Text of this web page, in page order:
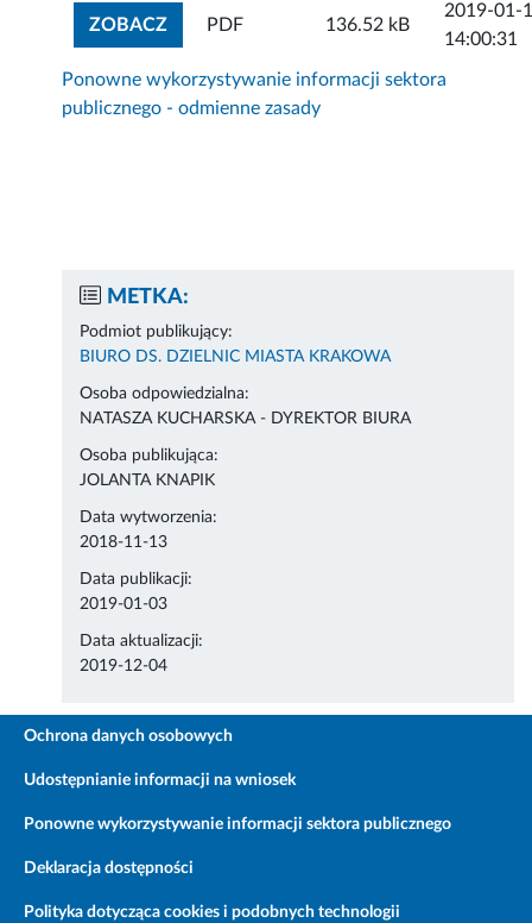
ZOBACZZOBACZ ZAŁĄCZNIK
PDF 136.52 kB
2019-01-
14:00:31
Ponowne wykorzystywanie informacji sektora
publicznego - odmienne zasady
METKA:
Podmiot publikujący:
BIURO DS. DZIELNIC MIASTA KRAKOWA
Osoba odpowiedzialna:
NATASZA KUCHARSKA - DYREKTOR BIURA
Osoba publikująca:
JOLANTA KNAPIK
Data wytworzenia:
2018-11-13
Data publikacji:
2019-01-03
Data aktualizacji:
2019-12-04
Ochrona danych osobowych
Udostępnianie informacji na wniosek
Ponowne wykorzystywanie informacji sektora publicznego
Deklaracja dostępności
Polityka dotycząca cookies i podobnych technologii